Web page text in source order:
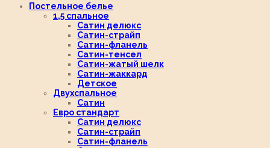
Постельное белье
1,5 спальное
Сатин делюкс
Сатин-страйп
Сатин-фланель
Сатин-тенсел
Сатин-жатый шелк
Сатин-жаккард
Детское
Двухспальное
Сатин
Евро стандарт
Сатин делюкс
Сатин-страйп
Сатин-фланель